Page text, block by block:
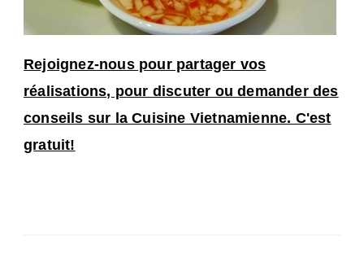
Rejoignez-nous pour partager vos
réalisations, pour discuter ou demander des
conseils sur la Cuisine Vietnamienne. C'est
gratuit!